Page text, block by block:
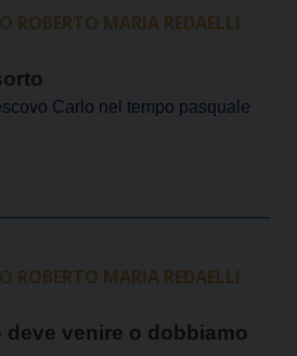
ROBERTO MARIA REDAELLI
Carlo nel tempo pasquale
ROBERTO MARIA REDAELLI
deve venire o dobbiamo